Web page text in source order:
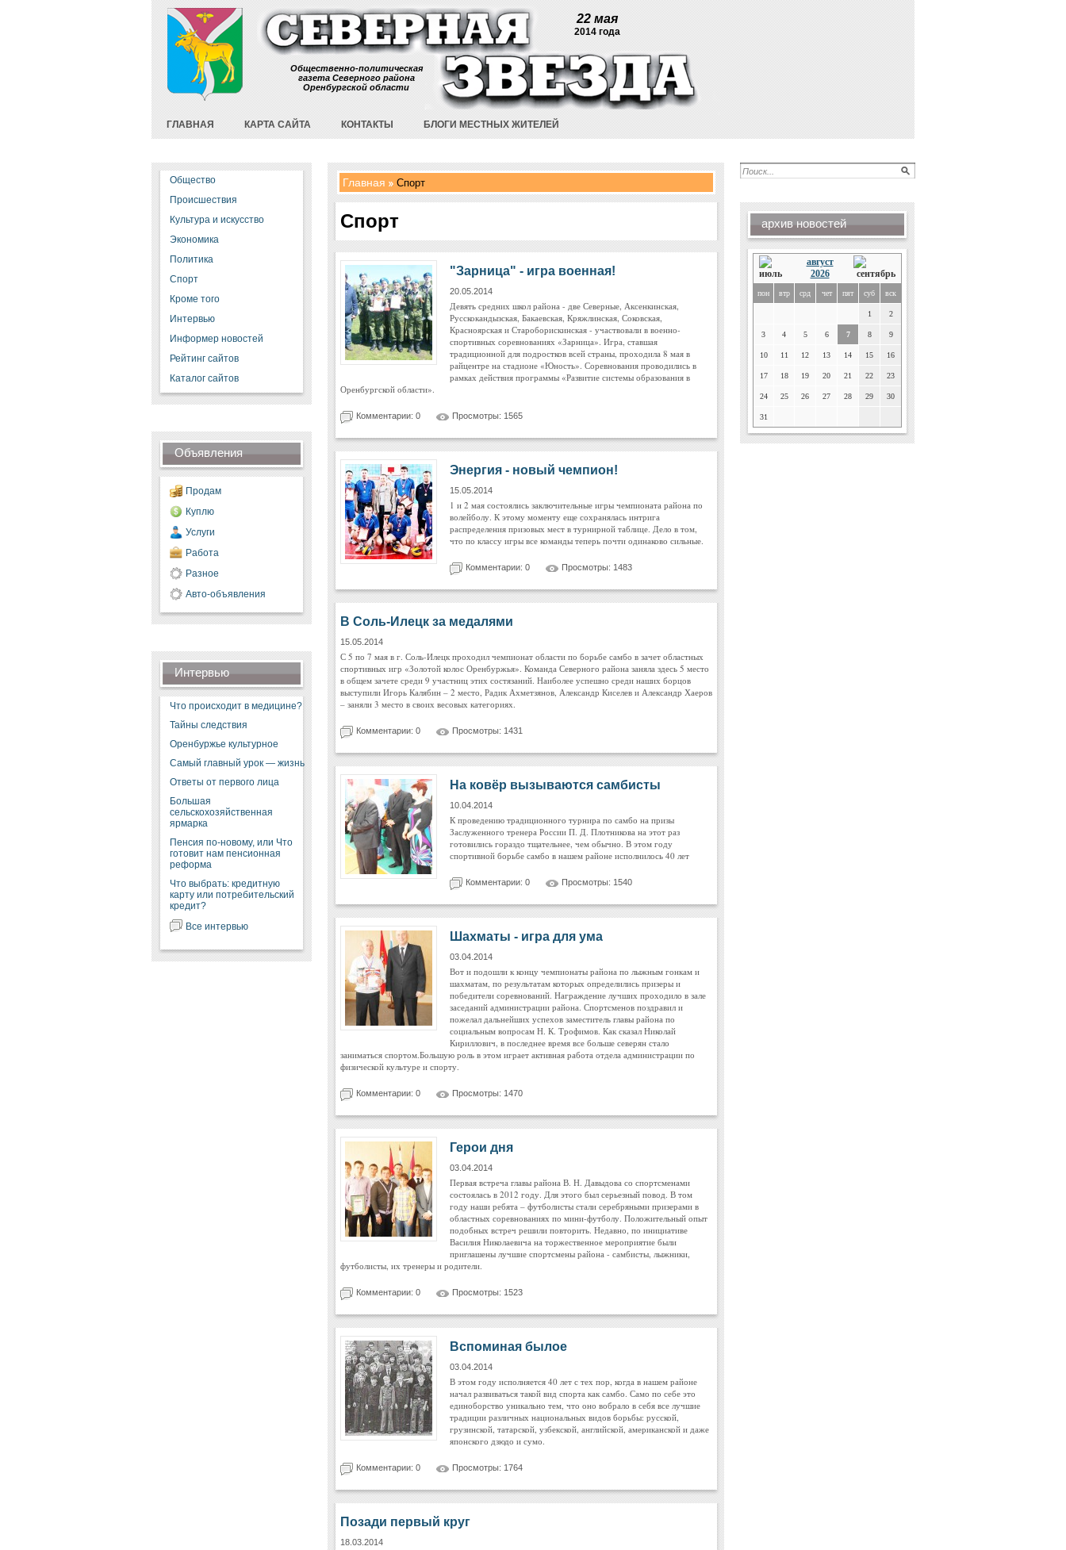
22 мая
2014 года
Общественно-политическая
газета Северного района
Оренбургской области
ГЛАВНАЯ КАРТА САЙТА КОНТАКТЫ БЛОГИ МЕСТНЫХ ЖИТЕЛЕЙ
Общество
Происшествия
Культура и искусство
Экономика
Политика
Спорт
Кроме того
Интервью
Информер новостей
Рейтинг сайтов
Каталог сайтов
Объявления
Продам
Куплю
Услуги
Работа
Разное
Авто-объявления
Интервью
Что происходит в медицине?
Тайны следствия
Оренбуржье культурное
Самый главный урок — жизнь
Ответы от первого лица
Большая
сельскохозяйственная
ярмарка
Пенсия по-новому, или Что
готовит нам пенсионная
реформа
Что выбрать: кредитную
карту или потребительский
кредит?
Все интервью
Главная Спорт
Спорт
"Зарница" - игра военная!
20.05.2014
Девять средних школ района - две Северные, Аксенкинская,
Русскокандызская, Бакаевская, Кряжлинская, Соковская,
Красноярская и Староборискинская - участвовали в военно-
спортивных соревнованиях «Зарница». Игра, ставшая
традиционной для подростков всей страны, проходила 8 мая в
райцентре на стадионе «Юность». Соревнования проводились в
рамках действия программы «Развитие системы образования в
Оренбургской области».
Комментарии: 0 Просмотры: 1565
Энергия - новый чемпион!
15.05.2014
1 и 2 мая состоялись заключительные игры чемпионата района по
волейболу. К этому моменту еще сохранялась интрига
распределения призовых мест в турнирной таблице. Дело в том,
что по классу игры все команды теперь почти одинаково сильные.
Комментарии: 0 Просмотры: 1483
В Соль-Илецк за медалями
15.05.2014
С 5 по 7 мая в г. Соль-Илецк проходил чемпионат области по борьбе самбо в зачет областных
спортивных игр «Золотой колос Оренбуржья». Команда Северного района заняла здесь 5 место
в общем зачете среди 9 участниц этих состязаний. Наиболее успешно среди наших борцов
выступили Игорь Калябин – 2 место, Радик Ахметзянов, Александр Киселев и Александр Хаеров
– заняли 3 место в своих весовых категориях.
Комментарии: 0 Просмотры: 1431
На ковёр вызываются самбисты
10.04.2014
К проведению традиционного турнира по самбо на призы
Заслуженного тренера России П. Д. Плотникова на этот раз
готовились гораздо тщательнее, чем обычно. В этом году
спортивной борьбе самбо в нашем районе исполнилось 40 лет
Комментарии: 0 Просмотры: 1540
Шахматы - игра для ума
03.04.2014
Вот и подошли к концу чемпионаты района по лыжным гонкам и
шахматам, по результатам которых определились призеры и
победители соревнований. Награждение лучших проходило в зале
заседаний администрации района. Спортсменов поздравил и
пожелал дальнейших успехов заместитель главы района по
социальным вопросам Н. К. Трофимов. Как сказал Николай
Кириллович, в последнее время все больше северян стало
заниматься спортом.Большую роль в этом играет активная работа отдела администрации по
физической культуре и спорту.
Комментарии: 0 Просмотры: 1470
Герои дня
03.04.2014
Первая встреча главы района В. Н. Давыдова со спортсменами
состоялась в 2012 году. Для этого был серьезный повод. В том
году наши ребята – футболисты стали серебряными призерами в
областных соревнованиях по мини-футболу. Положительный опыт
подобных встреч решили повторить. Недавно, по инициативе
Василия Николаевича на торжественное мероприятие были
приглашены лучшие спортсмены района - самбисты, лыжники,
футболисты, их тренеры и родители.
Комментарии: 0 Просмотры: 1523
Вспоминая былое
03.04.2014
В этом году исполняется 40 лет с тех пор, когда в нашем районе
начал развиваться такой вид спорта как самбо. Само по себе это
единоборство уникально тем, что оно вобрало в себя все лучшие
традиции различных национальных видов борьбы: русской,
грузинской, татарской, узбекской, английской, американской и даже
японского дзюдо и сумо.
Комментарии: 0 Просмотры: 1764
Позади первый круг
18.03.2014
архив новостей
август
2026
пон втр срд чет пят суб вск
1 2
3 4 5 6 7 8 9
10 11 12 13 14 15 16
17 18 19 20 21 22 23
24 25 26 27 28 29 30
31